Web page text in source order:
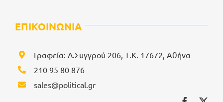
ΕΠΙΚΟΙΝΩΝΙΑ
Γραφεία: Λ.Συγγρού 206, Τ.Κ. 17672, Αθήνα
210 95 80 876
sales@political.gr